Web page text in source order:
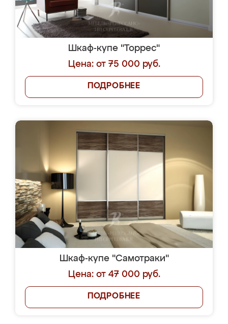
Шкаф-купе "Торрес"
Цена: от 75 000 руб.
ПОДРОБНЕЕ
Шкаф-купе "Самотраки"
Цена: от 47 000 руб.
ПОДРОБНЕЕ